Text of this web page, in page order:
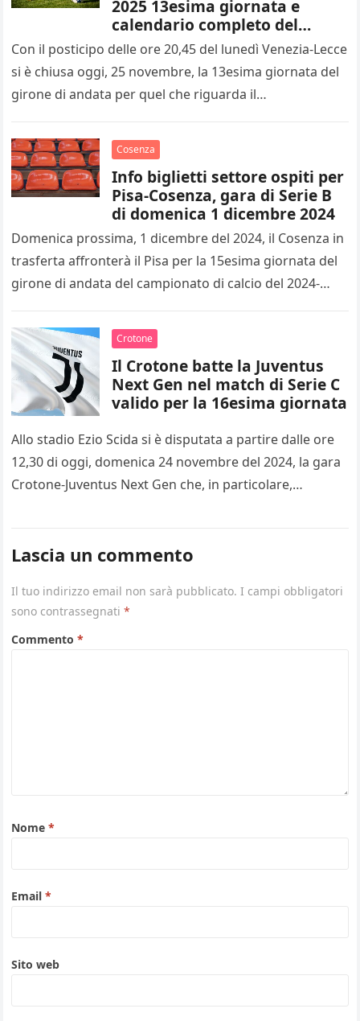
2025 13esima giornata e
calendario completo del
14esimo turno
Con il posticipo delle ore 20,45 del lunedì Venezia-Lecce
si è chiusa oggi, 25 novembre, la 13esima giornata del
girone di andata per quel che riguarda il…
Cosenza
Info biglietti settore ospiti per
Pisa-Cosenza, gara di Serie B
di domenica 1 dicembre 2024
Domenica prossima, 1 dicembre del 2024, il Cosenza in
trasferta affronterà il Pisa per la 15esima giornata del
girone di andata del campionato di calcio del 2024-
Crotone
Il Crotone batte la Juventus
Next Gen nel match di Serie C
valido per la 16esima giornata
Allo stadio Ezio Scida si è disputata a partire dalle ore
12,30 di oggi, domenica 24 novembre del 2024, la gara
Crotone-Juventus Next Gen che, in particolare,…
Lascia un commento
Il tuo indirizzo email non sarà pubblicato. I campi obbligatori
sono contrassegnati*
Commento*
Nome*
Email*
Sito web